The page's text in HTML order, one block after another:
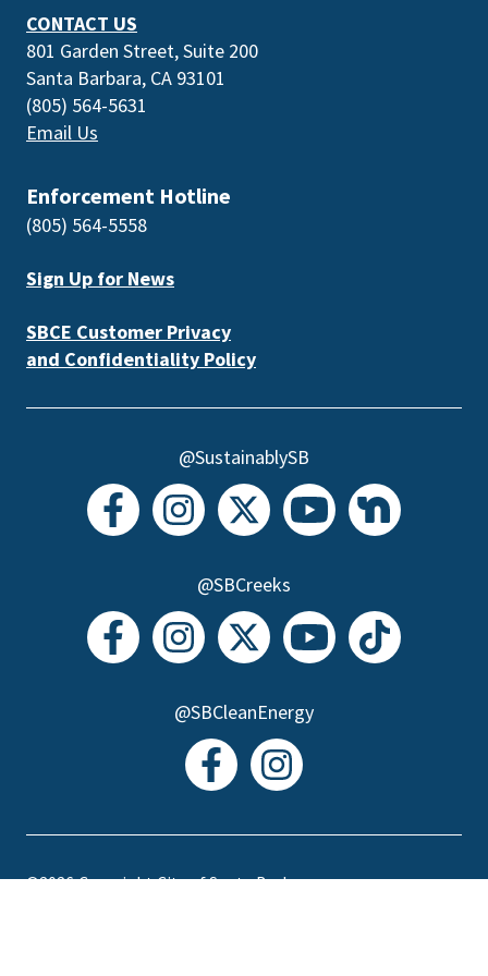
CONTACT US
801 Garden Street, Suite 200
Santa Barbara, CA 93101
(805) 564-5631
Email Us
Enforcement Hotline
(805) 564-5558
Sign Up for News
SBCE Customer Privacy
and Confidentiality Policy
@SustainablySB
@SBCreeks
@SBCleanEnergy
©2026 Copyright City of Santa Barbara